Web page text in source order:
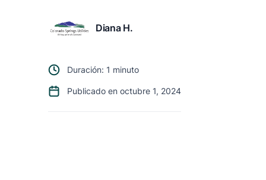
Diana H.
Duración: 1 minuto
Publicado en octubre 1, 2024